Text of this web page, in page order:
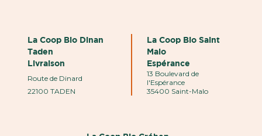
La Coop Bio Dinan
Taden
Livraison
Route de Dinard
22100 TADEN
La Coop Bio Saint
Malo
Espérance
13 Boulevard de
l'Espérance
35400 Saint-Malo